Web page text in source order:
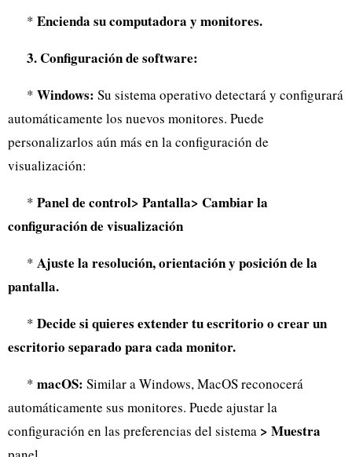
* Encienda su computadora y monitores.
3. Configuración de software:
* Windows: Su sistema operativo detectará y configurará
automáticamente los nuevos monitores. Puede
personalizarlos aún más en la configuración de
visualización:
* Panel de control> Pantalla> Cambiar la
configuración de visualización
* Ajuste la resolución, orientación y posición de la
pantalla.
* Decide si quieres extender tu escritorio o crear un
escritorio separado para cada monitor.
* macOS: Similar a Windows, MacOS reconocerá
automáticamente sus monitores. Puede ajustar la
configuración en las preferencias del sistema > Muestra